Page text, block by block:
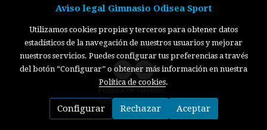
Aviso legal Gimnasio Odisea Sport
Política de cookies
Gestión de cookies
Utilizamos cookies propias y terceros para obtener datos
estadísticos de la navegación de nuestros usuarios y mejorar
nuestros servicios. Puedes configurar tus preferencias a través
del botón “Configurar” o obtener más información en nuestra
Política de cookies.
Configurar Rechazar Aceptar